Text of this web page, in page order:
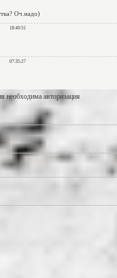
необходима авторизация